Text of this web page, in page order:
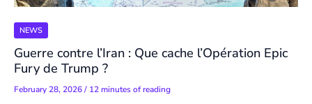
NEWS
Guerre contre l’Iran : Que cache l’Opération Epic
Fury de Trump ?
February 28, 2026/ 12 minutes of reading